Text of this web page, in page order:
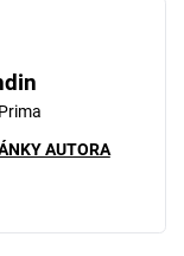
AUTORA